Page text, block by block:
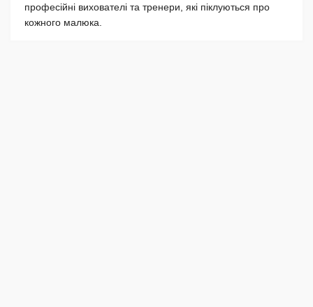
професійні вихователі та тренери, які піклуються про
кожного малюка.